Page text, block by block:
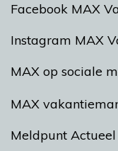
Facebook MAX
Instagram MAX
MAX op sociale
MAX
Meldpunt Actueel